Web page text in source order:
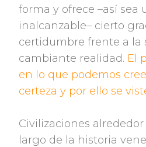
forma y ofrece –así sea
inalcanzable– cierto
certidumbre frente a la
cambiante realidad. El
en lo que podemos
certeza y por ello se
Civilizaciones
largo de la historia